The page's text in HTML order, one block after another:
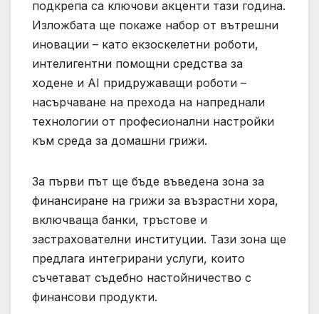
подкрепа са ключови акценти тази година.
Изложбата ще покаже набор от вътрешни
иновации – като екзоскелетни роботи,
интелигентни помощни средства за
ходене и AI придружаващи роботи –
насърчаване на прехода на напреднали
технологии от професионални настройки
към среда за домашни грижи.
За първи път ще бъде въведена зона за
финансиране на грижи за възрастни хора,
включваща банки, тръстове и
застрахователни институции. Тази зона ще
предлага интегрирани услуги, които
съчетават съдебно настойничество с
финансови продукти.